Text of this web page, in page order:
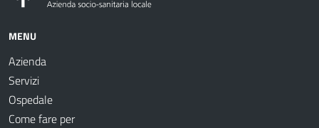
MENU
Azienda
Servizi
Ospedale
Come fare per